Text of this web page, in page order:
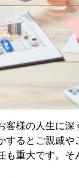
様の人生に
るとご親戚や
重大です。